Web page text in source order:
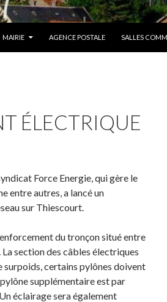
MAIRIE AGENCE POSTALE SALLES
ÉLECTRIQUE
Force Energie, qui gère le
entre autres, a lancé un
sur Thiescourt.
du tronçon situé entre
section des câbles électriques
certains pylônes doivent
supplémentaire est par
éclairage sera également